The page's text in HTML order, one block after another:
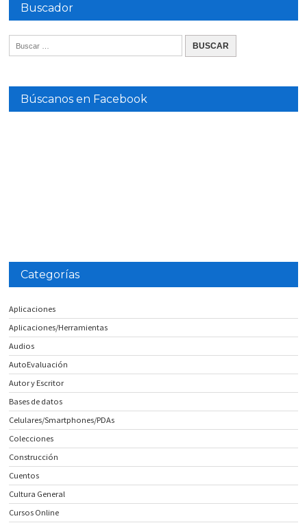
Buscador
Búscanos en Facebook
Categorías
Aplicaciones
Aplicaciones/Herramientas
Audios
AutoEvaluación
Autor y Escritor
Bases de datos
Celulares/Smartphones/PDAs
Colecciones
Construcción
Cuentos
Cultura General
Cursos Online